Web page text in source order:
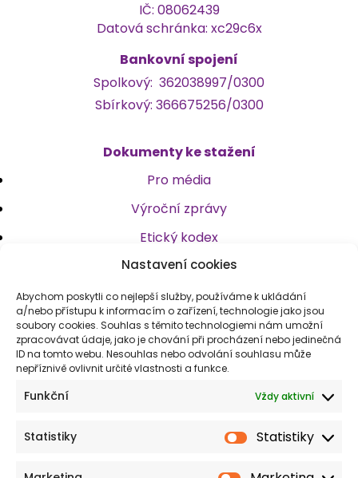
Nastavení cookies
Abychom poskytli co nejlepší služby, používáme k ukládání
a/nebo přístupu k informacím o zařízení, technologie jako jsou
soubory cookies. Souhlas s těmito technologiemi nám umožní
zpracovávat údaje, jako je chování při procházení nebo jedinečná
ID na tomto webu. Nesouhlas nebo odvolání souhlasu může
nepříznivě ovlivnit určité vlastnosti a funkce.
Funkční Vždy aktivní
Statistiky Statistiky
IČ: 08062439
Datová schránka: xc29c6x
Bankovní spojení
Spolkový: 362038997/0300
Sbírkový: 366675256/0300
Dokumenty ke stažení
Pro média
Výroční zprávy
Etický kodex
Stanovy
Logotyp
Kontakt
spolek@msr.care